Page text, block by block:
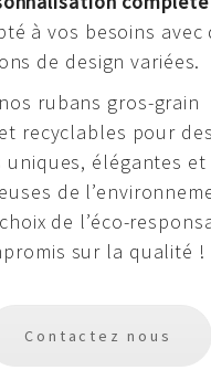
à vos besoins avec
de design variées.
rubans gros-grain
recyclables pour des
uniques, élégantes et
de
de l’éco-
sur la qualité !
Contactez nous